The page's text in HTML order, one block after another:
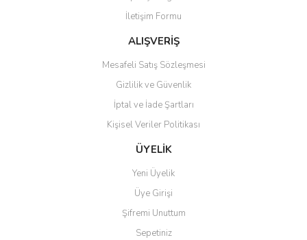
Ürün fiyatı diğer sitelerden daha pahalı.
Bu ürüne benzer farklı alternatifler olmalı.
Gönder
İletişim Formu
ALIŞVERİŞ
Mesafeli Satış Sözleşmesi
Gizlilik ve Güvenlik
İptal ve İade Şartları
Kişisel Veriler Politikası
ÜYELİK
Yeni Üyelik
Üye Girişi
Şifremi Unuttum
Sepetiniz